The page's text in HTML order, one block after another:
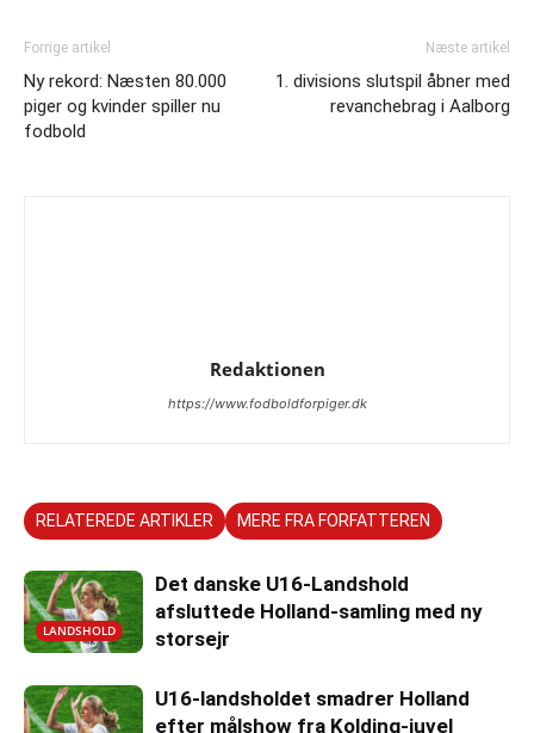
Forrige artikel
Ny rekord: Næsten 80.000
piger og kvinder spiller nu
fodbold
Næste artikel
1. divisions slutspil åbner med
revanchebrag i Aalborg
Redaktionen
https://www.fodboldforpiger.dk
RELATEREDE ARTIKLER MERE FRA FORFATTEREN
LANDSHOLD
Det danske U16-Landshold
afsluttede Holland-samling med ny
storsejr
U16-landsholdet smadrer Holland
efter målshow fra Kolding-juvel